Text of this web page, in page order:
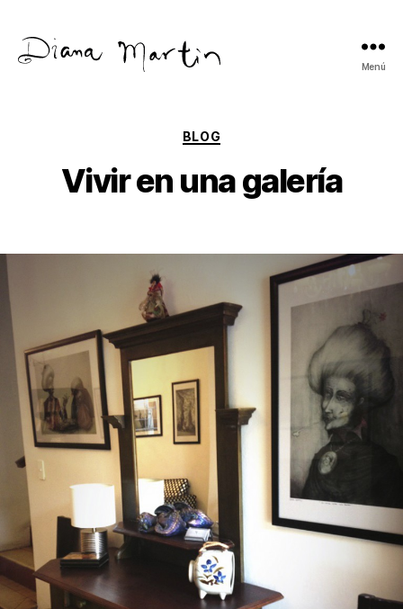
Menú
Categorías
BLOG
Vivir en una galería